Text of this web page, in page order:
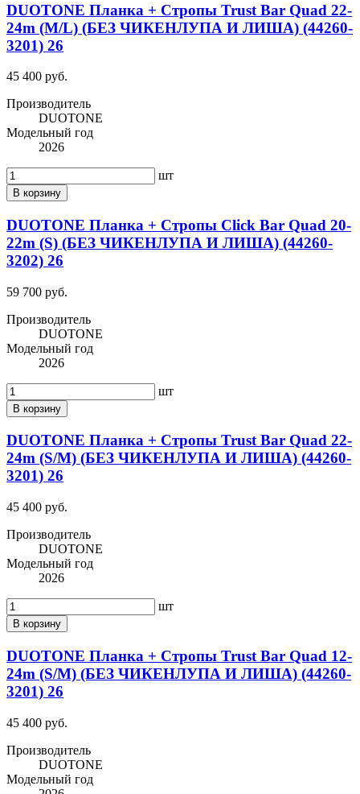
DUOTONE Планка + Стропы Trust Bar Quad 22-
24m (M/L) (БЕЗ ЧИКЕНЛУПА И ЛИША) (44260-
3201) 26
45 400 руб.
Производитель
DUOTONE
Модельный год
2026
шт
В корзину
DUOTONE Планка + Стропы Click Bar Quad 20-
22m (S) (БЕЗ ЧИКЕНЛУПА И ЛИША) (44260-
3202) 26
59 700 руб.
Производитель
DUOTONE
Модельный год
2026
шт
В корзину
DUOTONE Планка + Стропы Trust Bar Quad 22-
24m (S/M) (БЕЗ ЧИКЕНЛУПА И ЛИША) (44260-
3201) 26
45 400 руб.
Производитель
DUOTONE
Модельный год
2026
шт
В корзину
DUOTONE Планка + Стропы Trust Bar Quad 12-
24m (S/M) (БЕЗ ЧИКЕНЛУПА И ЛИША) (44260-
3201) 26
45 400 руб.
Производитель
DUOTONE
Модельный год